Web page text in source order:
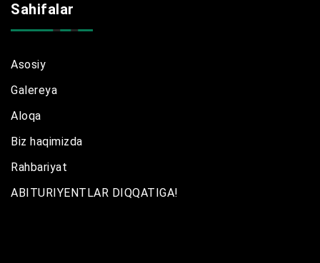
Sahifalar
Asosiy
Galereya
Aloqa
Biz haqimizda
Rahbariyat
ABITURIYENTLAR DIQQATIGA!